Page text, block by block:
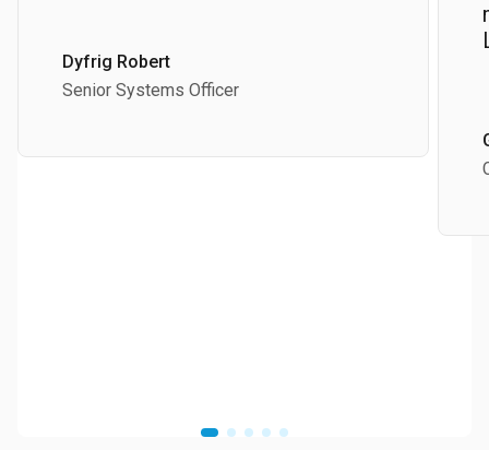
Dyfrig Robert
Senior Systems Officer